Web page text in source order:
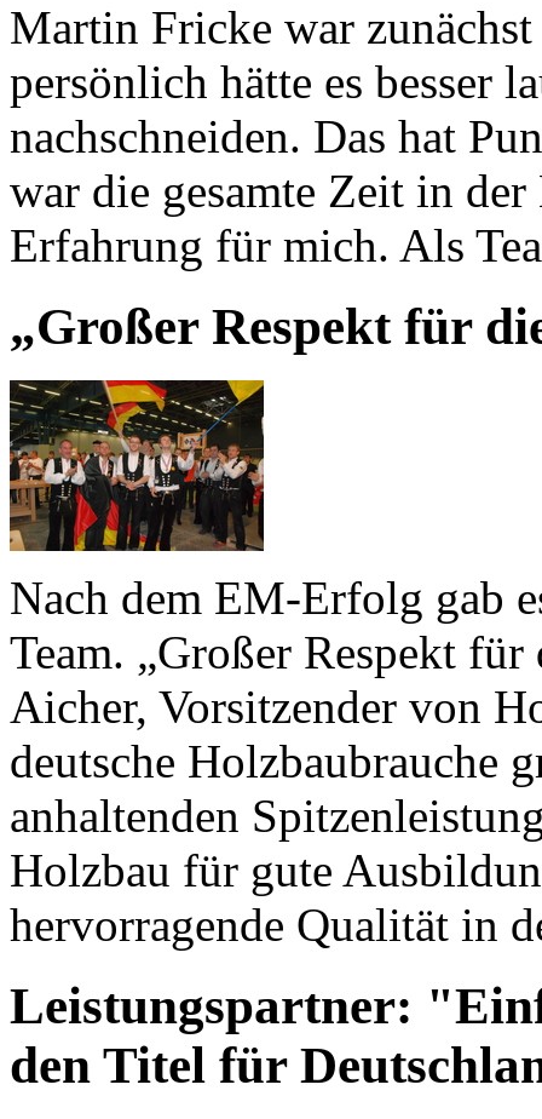
Martin Fricke war
persönlich hätte es besser
nachschneiden. Das hat
war die gesamte Zeit in
Erfahrung für mich. Als
„Großer Respekt für
Nach dem EM-Erfolg gab
Team. „Großer Respekt für
Aicher, Vorsitzender von
deutsche Holzbaubrauche
anhaltenden
Holzbau für gute
hervorragende Qualität in
Leistungspartner:
den Titel für